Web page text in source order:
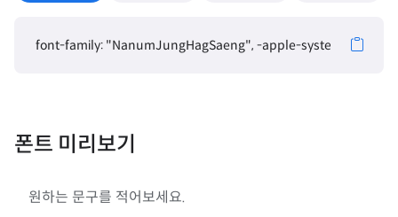
font-family: "NanumJungHagSaeng", -apple-system,
폰트 미리보기